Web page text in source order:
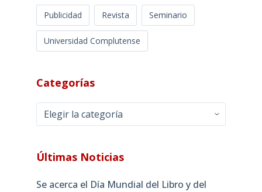
Publicidad Revista Seminario
Universidad Complutense
Categorías
Categorías
Últimas Noticias
Se acerca el Día Mundial del Libro y del